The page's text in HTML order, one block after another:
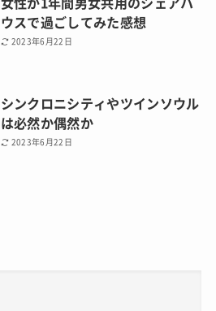
ウスで過ごしてみた感想
2023年6月22日
シンクロニシティやツインソウル
は必然か偶然か
2023年6月22日